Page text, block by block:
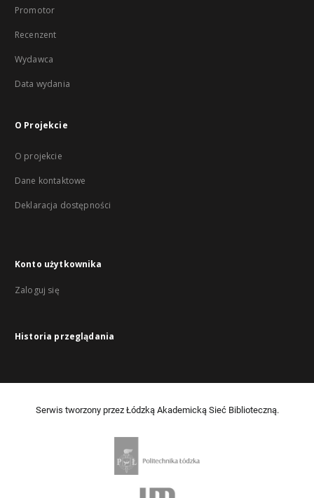
Promotor
Recenzent
Wydawca
Data wydania
O Projekcie
O projekcie
Dane kontaktowe
Deklaracja dostępności
Konto użytkownika
Zaloguj się
Historia przeglądania
Serwis tworzony przez Łódzką Akademicką Sieć Biblioteczną.